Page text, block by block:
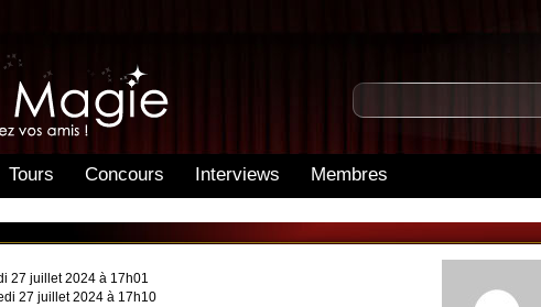
Tours Concours Interviews Membres
27 juillet 2024 à 17h01
27 juillet 2024 à 17h10